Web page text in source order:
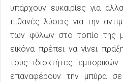
υπάρχουν ευκαιρίες για
πιθανές λύσεις για την
των φύλων στο τοπίο της
εικόνα πρέπει να γίνει
τους ιδιοκτήτες
επαναφέρουν την μπύρα